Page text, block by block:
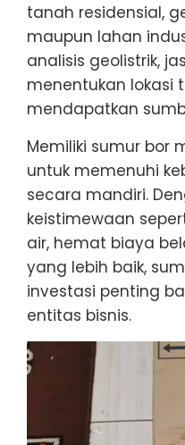
tanah residensial,
maupun lahan
analisis geolistrik,
menentukan lokasi
mendapatkan
Memiliki sumur bor
untuk memenuhi
secara mandiri.
keistimewaan
air, hemat biaya
yang lebih baik,
investasi penting
entitas bisnis.